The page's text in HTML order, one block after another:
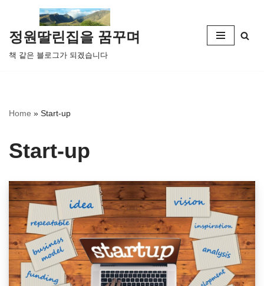
콘
텐
츠
뛰
정원딸린집을 꿈꾸며
책 같은 블로그가 되겠습니다
Home » Start-up
Start-up